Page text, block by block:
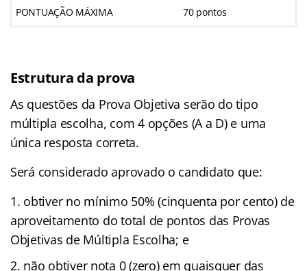
PONTUAÇÃO MÁXIMA 70 pontos
Estrutura da prova
As questões da Prova Objetiva serão do tipo
múltipla escolha, com 4 opções (A a D) e uma
única resposta correta.
Será considerado aprovado o candidato que:
obtiver no mínimo 50% (cinquenta por cento) de
aproveitamento do total de pontos das Provas
Objetivas de Múltipla Escolha; e
não obtiver nota 0 (zero) em quaisquer das